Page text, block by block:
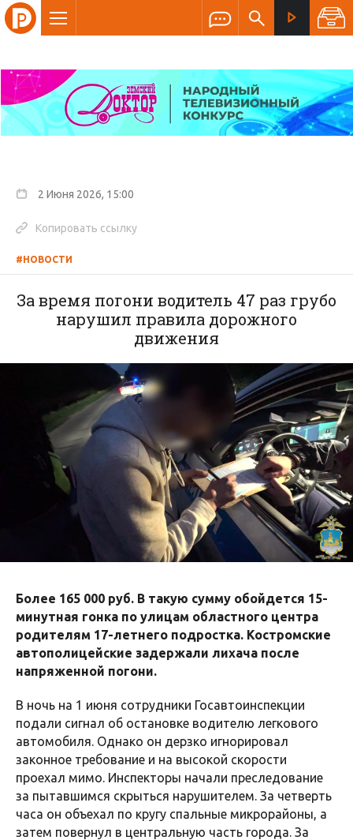
2 Июня 2026, 15:00
Копировать ссылку
#НОВОСТИ
За время погони водитель 47 раз грубо
нарушил правила дорожного
движения
Более 165 000 руб. В такую сумму обойдется 15-
минутная гонка по улицам областного центра
родителям 17-летнего подростка. Костромские
автополицейские задержали лихача после
напряженной погони.
В ночь на 1 июня сотрудники Госавтоинспекции
подали сигнал об остановке водителю легкового
автомобиля. Однако он дерзко игнорировал
законное требование и на высокой скорости
проехал мимо. Инспекторы начали преследование
за пытавшимся скрыться нарушителем. За четверть
часа он объехал по кругу спальные микрорайоны, а
затем повернул в центральную часть города. За